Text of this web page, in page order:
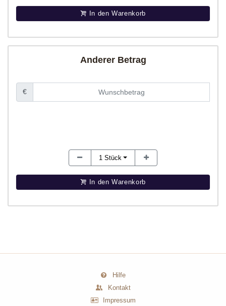
In den Warenkorb
Anderer Betrag
€
1 Stück
In den Warenkorb
Hilfe
Kontakt
Impressum